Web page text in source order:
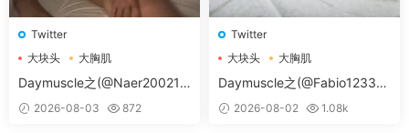
Twitter
大块头
大胸肌
大胸肌肉男
Daymuscle之(@Naer20021-
@纳尔）
2026-08-03 872
Twitter
大块头
大胸肌
大胸肌肉男
Daymuscle之(@Fabio12333-
@辛叔是个G）
2026-08-02 1.08k